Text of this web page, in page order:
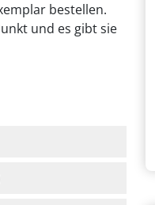
bestellen.
und es gibt sie